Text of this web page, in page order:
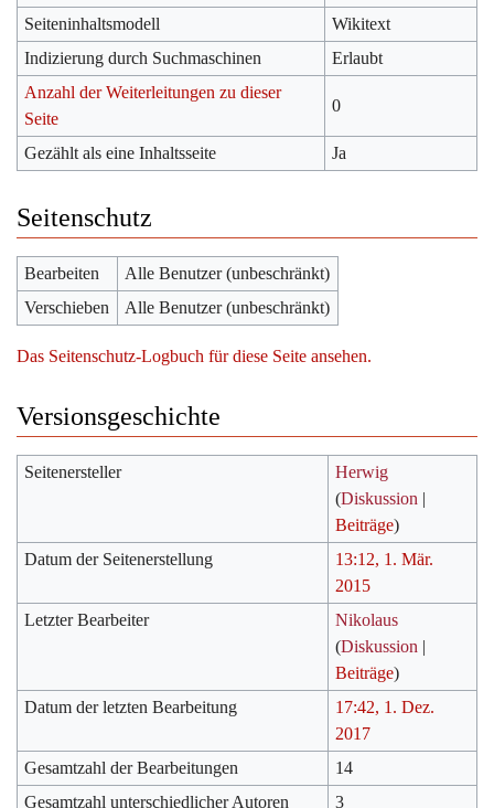
Seiteninhaltsmodell
Wikitext
Indizierung durch Suchmaschinen
Erlaubt
Anzahl der Weiterleitungen zu dieser
Seite
0
Gezählt als eine Inhaltsseite Ja
Seitenschutz
Bearbeiten
Alle Benutzer (unbeschränkt)
Verschieben
Alle Benutzer (unbeschränkt)
Das Seitenschutz-Logbuch für diese Seite ansehen.
Versionsgeschichte
Seitenersteller
Herwig
(Diskussion |
Beiträge)
Datum der Seitenerstellung
13:12, 1. Mär.
2015
Letzter Bearbeiter
Nikolaus
(Diskussion |
Beiträge)
Datum der letzten Bearbeitung
17:42, 1. Dez.
2017
Gesamtzahl der Bearbeitungen
14
Gesamtzahl unterschiedlicher Autoren
3